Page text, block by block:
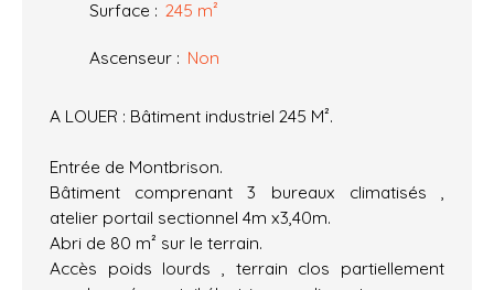
Surface : 245 m²
Ascenseur : Non
A LOUER : Bâtiment industriel 245 M².
Entrée de Montbrison.
Bâtiment comprenant 3 bureaux climatisés ,
atelier portail sectionnel 4m x3,40m.
Abri de 80 m² sur le terrain.
Accès poids lourds , terrain clos partiellement